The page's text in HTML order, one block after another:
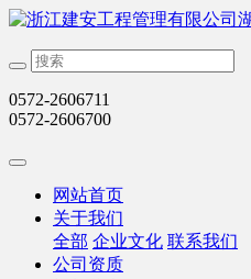
0572-2606711
0572-2606700
网站首页
关于我们
全部 企业文化 联系我们
公司资质